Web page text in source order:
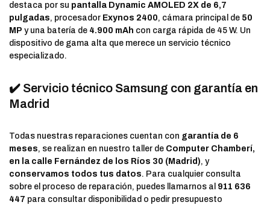
destaca por su pantalla Dynamic AMOLED 2X de 6,7
pulgadas, procesador Exynos 2400, cámara principal de 50
MP y una batería de 4.900 mAh con carga rápida de 45 W. Un
dispositivo de gama alta que merece un servicio técnico
especializado.
✔️ Servicio técnico Samsung con garantía en
Madrid
Todas nuestras reparaciones cuentan con garantía de 6
meses, se realizan en nuestro taller de Computer Chamberí,
en la calle Fernández de los Ríos 30 (Madrid), y
conservamos todos tus datos. Para cualquier consulta
sobre el proceso de reparación, puedes llamarnos al 911 636
447 para consultar disponibilidad o pedir presupuesto